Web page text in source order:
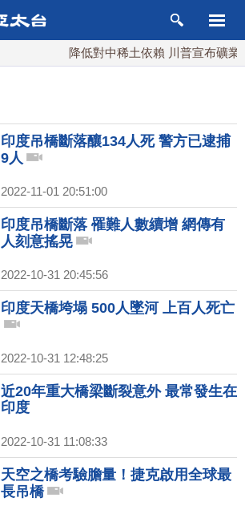
降低對中稀土依賴 川普宣布礦業投
印度吊橋斷落釀134人死 警方已逮捕
9人
2022-11-01 20:51:00
印度吊橋斷落 罹難人數續增 網傳有
人刻意搖晃
2022-10-31 20:45:56
印度天橋垮塌 500人墜河 上百人死亡
2022-10-31 12:48:25
近20年重大橋梁斷裂意外 最常發生在
印度
2022-10-31 11:08:33
天空之橋考驗膽量！捷克啟用全球最
長吊橋